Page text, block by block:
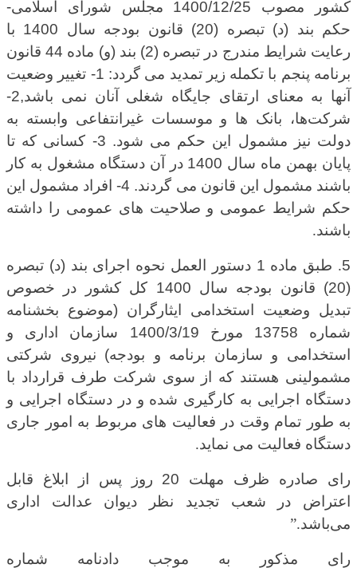
کشور مصوب 1400/12/25 مجلس شورای اسلامی-
حکم بند (د) تبصره (20) قانون بودجه سال 1400 با
رعایت شرایط مندرج در تبصره (2) بند (و) ماده 44 قانون
برنامه پنجم با تکمله زیر تمدید می گردد: 1- تغییر وضعیت
آنها به معنای ارتقای جایگاه شغلی آنان نمی ‌باشد,2-
شرکت‌ها، بانک ها و موسسات غیرانتفاعی وابسته به
دولت نیز مشمول این حکم می شود. 3- کسانی که تا
پایان بهمن ‌ماه سال 1400 در آن دستگاه مشغول به کار
باشند مشمول این قانون می گردند. 4- افراد مشمول این
حکم شرایط عمومی و صلاحیت های عمومی را داشته
باشند.
5
.
طبق ماده 1 دستور العمل نحوه اجرای بند (د) تبصره
(20) قانون بودجه سال 1400 کل کشور در خصوص
تبدیل وضعیت استخدامی ایثارگران (موضوع بخشنامه
شماره 13758 مورخ 1400/3/19 سازمان اداری و
استخدامی و سازمان برنامه و بودجه) نیروی شرکتی
مشمولینی هستند که از سوی شرکت طرف قرارداد با
دستگاه اجرایی به کارگیری شده و در دستگاه اجرایی و
به طور تمام وقت در فعالیت های مربوط به امور جاری
دستگاه فعالیت می نماید.
رای صادره ظرف مهلت 20 روز پس از ابلاغ قابل
اعتراض در شعب تجدید نظر دیوان عدالت اداری
می‌باشد.”
رای مذکور به موجب دادنامه شماره